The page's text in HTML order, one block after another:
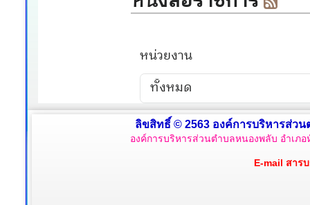
ลิขสิทธิ์ © 2563 องค์การบริหารส่ว
องค์การบริหารส่วนตำบลหนองพลับ อำเภ
E-mail สาร